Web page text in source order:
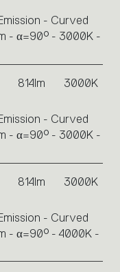
- Curved
- α=90° - 3000K -
814lm 3000K
- Curved
- α=90° - 3000K -
814lm 3000K
- Curved
- α=90° - 4000K -